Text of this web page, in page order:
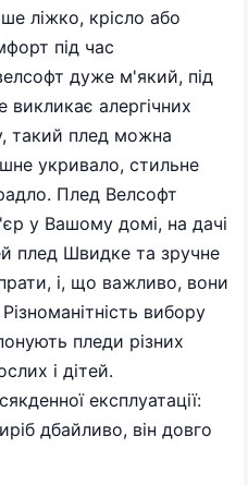
ліжко, крісло або
під час
дуже м'який, під
викликає алергічних
такий плед можна
укривало, стильне
Плед Велсофт
у Вашому домі, на дачі
плед Швидке та зручне
і, що важливо, вони
вибору
пледи різних
і дітей.
експлуатації:
дбайливо, він довго